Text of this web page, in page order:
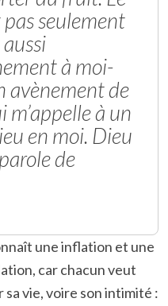
pas seulement
à moi-
avènement de
m’appelle à un
en moi. Dieu
de
une inflation et une
car chacun veut
vie, voire son intimité :